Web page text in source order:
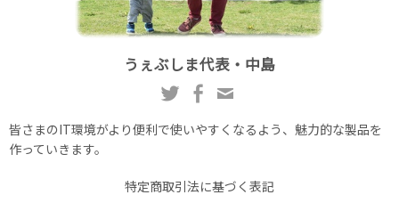
うぇぶしま代表・中島
皆さまのIT環境がより便利で使いやすくなるよう、魅力的な製品を
作っていきます。
特定商取引法に基づく表記